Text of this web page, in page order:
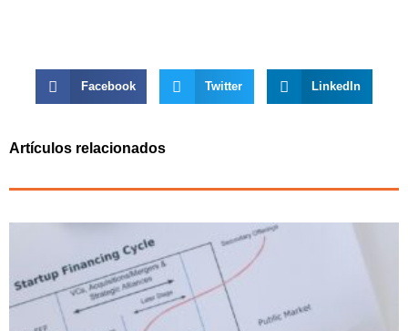
Facebook Twitter LinkedIn
Artículos relacionados